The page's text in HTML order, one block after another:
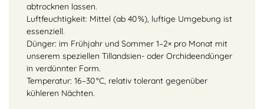
abtrocknen lassen.
Luftfeuchtigkeit: Mittel (ab 40 %), luftige Umgebung ist
essenziell.
Dünger: im Frühjahr und Sommer 1–2× pro Monat mit
unserem speziellen Tillandsien- oder Orchideendünger
in verdünnter Form.
Temperatur: 16–30 °C, relativ tolerant gegenüber
kühleren Nächten.